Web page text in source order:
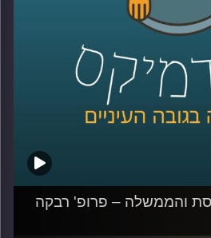
משמעותית? מה המשמעות של
בידי המפלגה שלך ומה
האזינו לחלק השני של השיחה עם
של משפט החוקתי והציבורי
באוניברסיטה.
והממשלה – פרופ' רבקה